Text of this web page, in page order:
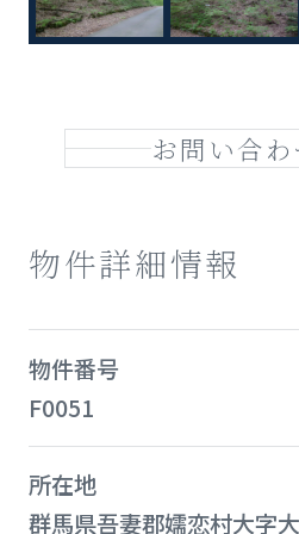
お問い合わ
物件詳細情報
物件番号
F0051
所在地
群馬県吾妻郡嬬恋村大字